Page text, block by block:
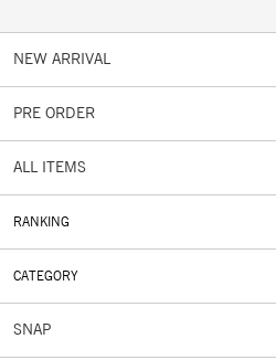
NEW ARRIVAL
PRE ORDER
ALL ITEMS
RANKING
CATEGORY
SNAP